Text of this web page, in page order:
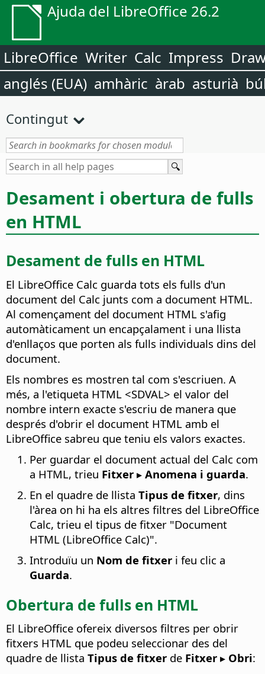
Ajuda del LibreOffice 26.2
LibreOffice Writer Calc Impress
anglés (EUA) amhàric àrab asturià
Contingut
Desament i obertura de fulls
en HTML
Desament de fulls en HTML
El LibreOffice Calc guarda tots els fulls d'un
document del Calc junts com a document HTML.
Al començament del document HTML s'afig
automàticament un encapçalament i una llista
d'enllaços que porten als fulls individuals dins del
document.
Els nombres es mostren tal com s'escriuen. A
més, a l'etiqueta HTML <SDVAL> el valor del
nombre intern exacte s'escriu de manera que
després d'obrir el document HTML amb el
LibreOffice sabreu que teniu els valors exactes.
Per guardar el document actual del Calc com
a HTML, trieu Fitxer ▸ Anomena i guarda.
En el quadre de llista Tipus de fitxer, dins
l'àrea on hi ha els altres filtres del LibreOffice
Calc, trieu el tipus de fitxer "Document
HTML (LibreOffice Calc)".
Introduïu un Nom de fitxer i feu clic a
Guarda.
Obertura de fulls en HTML
El LibreOffice ofereix diversos filtres per obrir
fitxers HTML que podeu seleccionar des del
quadre de llista Tipus de fitxer de Fitxer ▸ Obri: